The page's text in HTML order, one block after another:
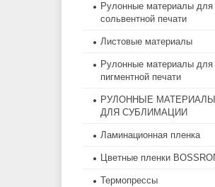
Рулонные материалы для
сольвентной печати
Листовые материалы
Рулонные материалы для
пигментной печати
РУЛОННЫЕ МАТЕРИАЛЫ
ДЛЯ СУБЛИМАЦИИ
Ламинационная пленка
Цветные пленки
Термопрессы